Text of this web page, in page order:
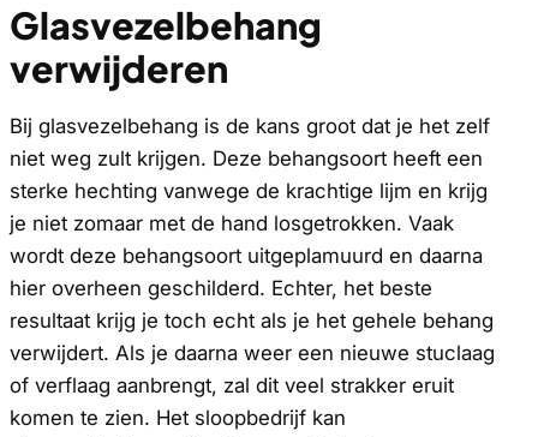
Glasvezelbehang
verwijderen
Bij glasvezelbehang is de kans groot dat je het zelf
niet weg zult krijgen. Deze behangsoort heeft een
sterke hechting vanwege de krachtige lijm en krijg
je niet zomaar met de hand losgetrokken. Vaak
wordt deze behangsoort uitgeplamuurd en daarna
hier overheen geschilderd. Echter, het beste
resultaat krijg je toch echt als je het gehele behang
verwijdert. Als je daarna weer een nieuwe stuclaag
of verflaag aanbrengt, zal dit veel strakker eruit
komen te zien. Het sloopbedrijf kan